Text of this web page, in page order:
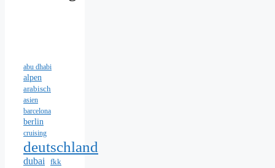
abu dhabi
alpen
arabisch
asien
barcelona
berlin
cruising
deutschland
dubai
fkk